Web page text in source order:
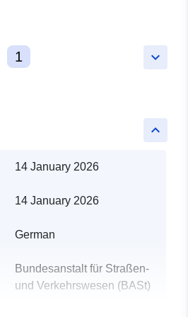
keyboard_arrow_down
1
keyboard_arrow_up
14 January 2026
14 January 2026
German
Bundesanstalt für Straßen-
und Verkehrswesen (BASt)